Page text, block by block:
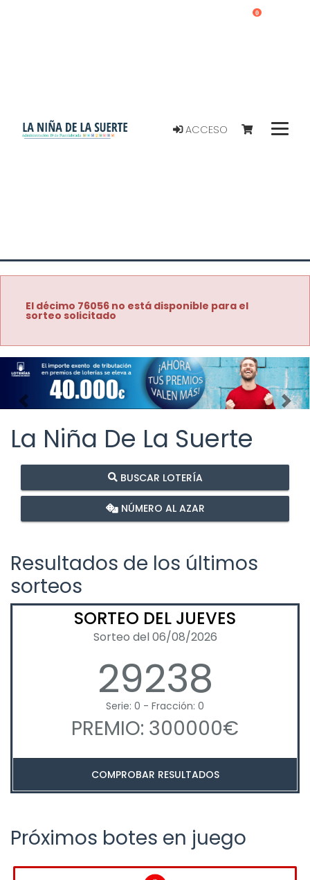
ACCESO
0
El décimo 76056 no está disponible para el
sorteo solicitado
Imagen anterior
La Niña De La Suerte
BUSCAR LOTERÍA
NÚMERO AL AZAR
Resultados de los últimos
sorteos
SORTEO DEL JUEVES
Sorteo del 06/08/2026
29238
Serie: 0 - Fracción: 0
PREMIO: 300000€
COMPROBAR RESULTADOS
Próximos botes en juego